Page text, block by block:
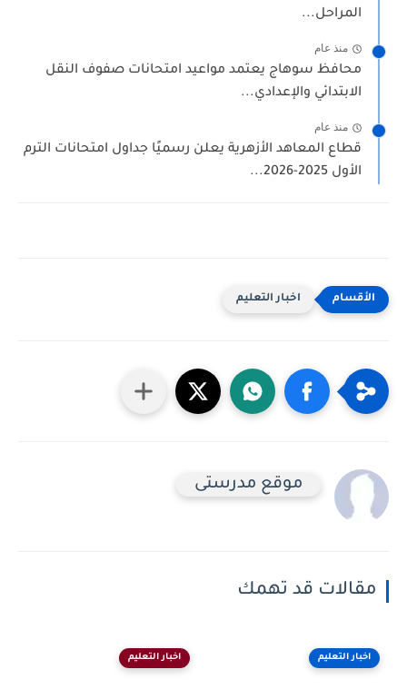
المراحل...
منذ عام
محافظ سوهاج يعتمد مواعيد امتحانات صفوف النقل
الابتدائي والإعدادي...
منذ عام
قطاع المعاهد الأزهرية يعلن رسميًا جداول امتحانات الترم
الأول 2025-2026...
اخبار التعليم
موقع مدرستى
مقالات قد تهمك
اخبار التعليم اخبار التعليم